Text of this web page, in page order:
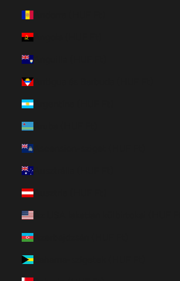
Angola (HUF Ft)
Antigua és Barbuda (HUF Ft)
Argentína (HUF Ft)
Aruba (HUF Ft)
Ausztrália (HUF Ft)
Ausztria (HUF Ft)
Az USA lakatlan külbirtokai (HUF Ft)
Azerbajdzsán (HUF Ft)
Bahama-szigetek (HUF Ft)